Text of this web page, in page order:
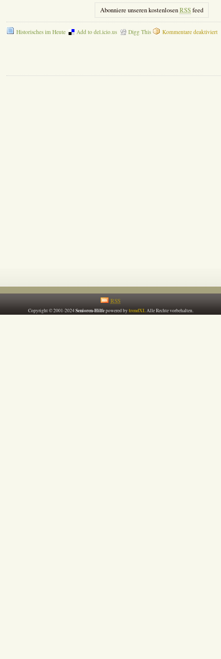
Abonniere unseren kostenlosenRSSfeed
Historisches im Heute Add to del.icio.us Digg This Kommentare deaktiviert
RSS
Copyright © 2001-2024Senioren-Hilfepowered bytrendXLAlle Rechte vorbehalten.